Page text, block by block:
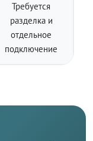
Требуется
разделка и
отдельное
подключение